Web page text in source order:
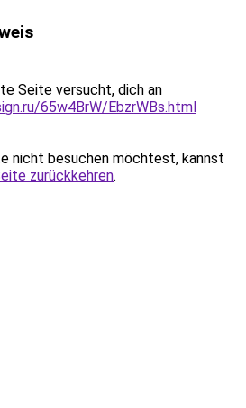
Seite versucht, dich an
65w4BrW/EbzrWBs.html
nicht besuchen möchtest, kannst
zurückkehren.